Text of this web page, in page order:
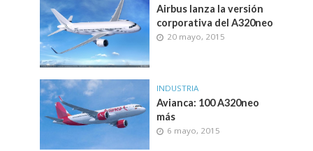
Airbus lanza la versión
corporativa del A320neo
20 mayo, 2015
INDUSTRIA
Avianca: 100 A320neo
más
6 mayo, 2015